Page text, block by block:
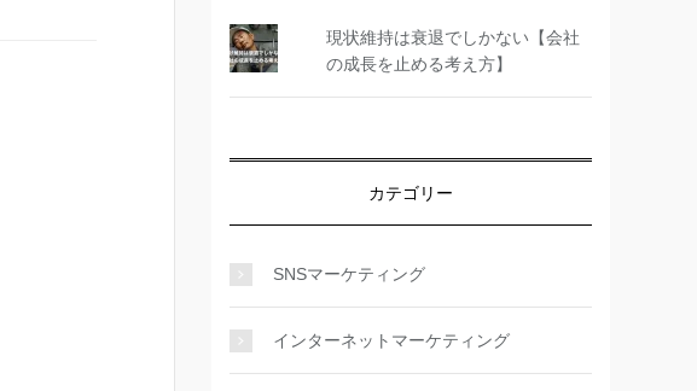
現状維持は衰退でしかない【会社
の成長を止める考え方】
カテゴリー
SNSマーケティング
インターネットマーケティング